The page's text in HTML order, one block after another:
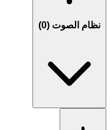
نظام الصوت (0
)